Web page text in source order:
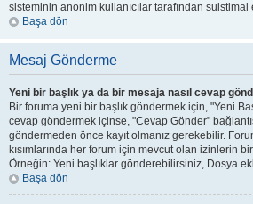
sisteminin anonim kullanıcılar tarafından
Başa dön
Mesaj Gönderme
Yeni bir başlık ya da bir mesaja nasıl cevap
Bir foruma yeni bir başlık göndermek için, "Yeni
cevap göndermek içinse, "Cevap Gönder"
göndermeden önce kayıt olmanız gerekebilir.
kısımlarında her forum için mevcut olan izinlerin
Örneğin: Yeni başlıklar gönderebilirsiniz, Dosya
Başa dön